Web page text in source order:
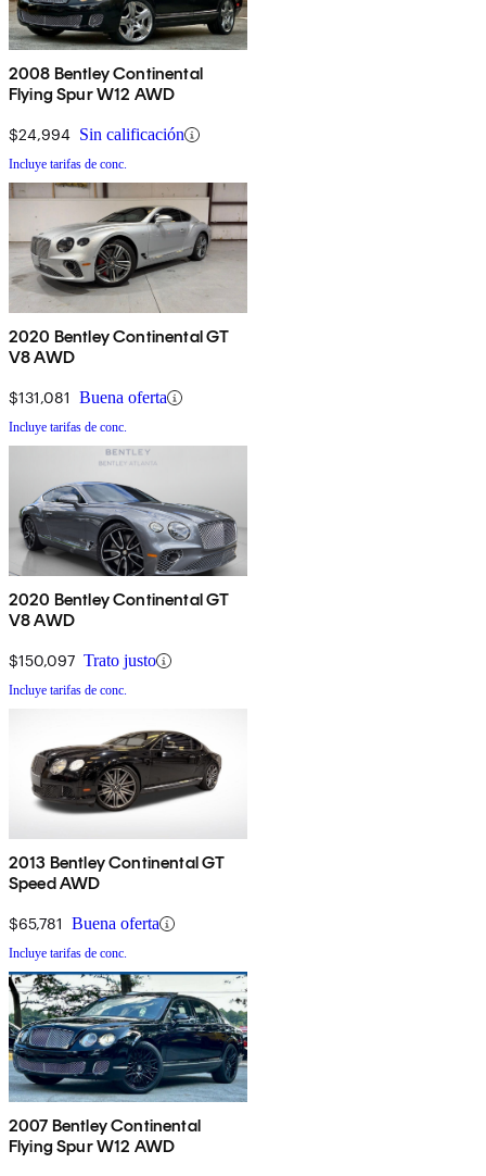
2008 Bentley Continental
Flying Spur W12 AWD
$24,994 Sin calificación
Incluye tarifas de conc.
2020 Bentley Continental GT
V8 AWD
$131,081 Buena oferta
Incluye tarifas de conc.
2020 Bentley Continental GT
V8 AWD
$150,097 Trato justo
Incluye tarifas de conc.
2013 Bentley Continental GT
Speed AWD
$65,781 Buena oferta
Incluye tarifas de conc.
2007 Bentley Continental
Flying Spur W12 AWD